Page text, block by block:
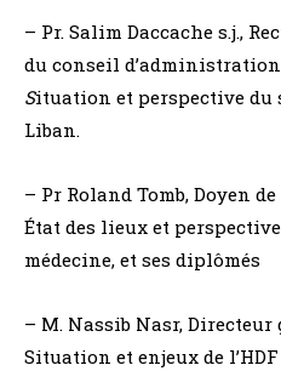
– Pr. Salim Daccache s.j.,
du conseil
Situation et perspective du
Liban.
– Pr Roland Tomb, Doyen
État des lieux et
médecine, et ses diplômés
– M. Nassib Nasr, Directeur
Situation et enjeux de l’HDF